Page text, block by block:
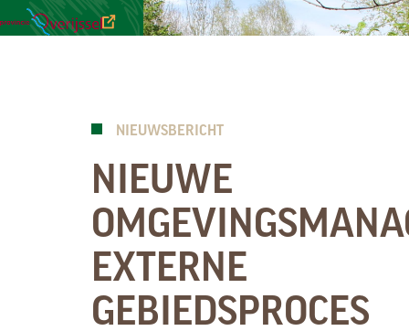
FAUNA
GEBIED
NIEUWSBRIEVEN
VEELGESTELDE
VRAGEN
DOWNLOADS
NIEUWSBERICHT
NIEUWE
EXTERNE
GEBIEDSPROCES